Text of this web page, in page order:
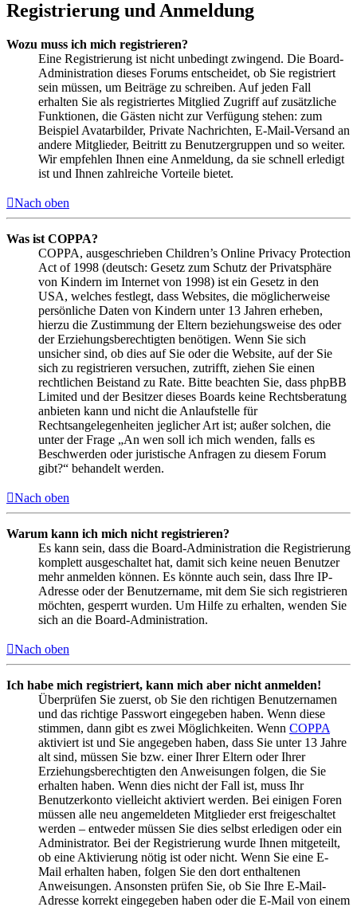
Registrierung und Anmeldung
Wozu muss ich mich registrieren?
Eine Registrierung ist nicht unbedingt zwingend. Die Board-
Administration dieses Forums entscheidet, ob Sie registriert
sein müssen, um Beiträge zu schreiben. Auf jeden Fall
erhalten Sie als registriertes Mitglied Zugriff auf zusätzliche
Funktionen, die Gästen nicht zur Verfügung stehen: zum
Beispiel Avatarbilder, Private Nachrichten, E-Mail-Versand an
andere Mitglieder, Beitritt zu Benutzergruppen und so weiter.
Wir empfehlen Ihnen eine Anmeldung, da sie schnell erledigt
ist und Ihnen zahlreiche Vorteile bietet.
Nach oben
Was ist COPPA?
COPPA, ausgeschrieben Children’s Online Privacy Protection
Act of 1998 (deutsch: Gesetz zum Schutz der Privatsphäre
von Kindern im Internet von 1998) ist ein Gesetz in den
USA, welches festlegt, dass Websites, die möglicherweise
persönliche Daten von Kindern unter 13 Jahren erheben,
hierzu die Zustimmung der Eltern beziehungsweise des oder
der Erziehungsberechtigten benötigen. Wenn Sie sich
unsicher sind, ob dies auf Sie oder die Website, auf der Sie
sich zu registrieren versuchen, zutrifft, ziehen Sie einen
rechtlichen Beistand zu Rate. Bitte beachten Sie, dass phpBB
Limited und der Besitzer dieses Boards keine Rechtsberatung
anbieten kann und nicht die Anlaufstelle für
Rechtsangelegenheiten jeglicher Art ist; außer solchen, die
unter der Frage „An wen soll ich mich wenden, falls es
Beschwerden oder juristische Anfragen zu diesem Forum
gibt?“ behandelt werden.
Nach oben
Warum kann ich mich nicht registrieren?
Es kann sein, dass die Board-Administration die Registrierung
komplett ausgeschaltet hat, damit sich keine neuen Benutzer
mehr anmelden können. Es könnte auch sein, dass Ihre IP-
Adresse oder der Benutzername, mit dem Sie sich registrieren
möchten, gesperrt wurden. Um Hilfe zu erhalten, wenden Sie
sich an die Board-Administration.
Nach oben
Ich habe mich registriert, kann mich aber nicht anmelden!
Überprüfen Sie zuerst, ob Sie den richtigen Benutzernamen
und das richtige Passwort eingegeben haben. Wenn diese
stimmen, dann gibt es zwei Möglichkeiten. Wenn COPPA
aktiviert ist und Sie angegeben haben, dass Sie unter 13 Jahre
alt sind, müssen Sie bzw. einer Ihrer Eltern oder Ihrer
Erziehungsberechtigten den Anweisungen folgen, die Sie
erhalten haben. Wenn dies nicht der Fall ist, muss Ihr
Benutzerkonto vielleicht aktiviert werden. Bei einigen Foren
müssen alle neu angemeldeten Mitglieder erst freigeschaltet
werden – entweder müssen Sie dies selbst erledigen oder ein
Administrator. Bei der Registrierung wurde Ihnen mitgeteilt,
ob eine Aktivierung nötig ist oder nicht. Wenn Sie eine E-
Mail erhalten haben, folgen Sie den dort enthaltenen
Anweisungen. Ansonsten prüfen Sie, ob Sie Ihre E-Mail-
Adresse korrekt eingegeben haben oder die E-Mail von einem